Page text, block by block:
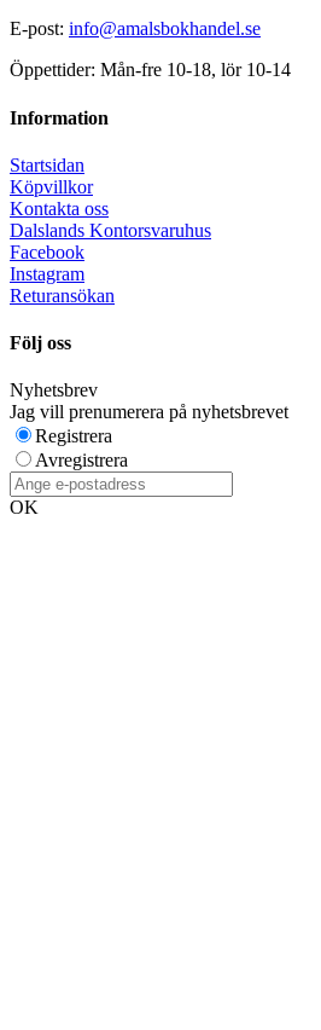
E-post: info@amalsbokhandel.se
Öppettider: Mån-fre 10-18, lör 10-14
Information
Startsidan
Köpvillkor
Kontakta oss
Dalslands Kontorsvaruhus
Facebook
Instagram
Returansökan
Följ oss
Nyhetsbrev
Jag vill prenumerera på nyhetsbrevet
Registrera
Avregistrera
OK